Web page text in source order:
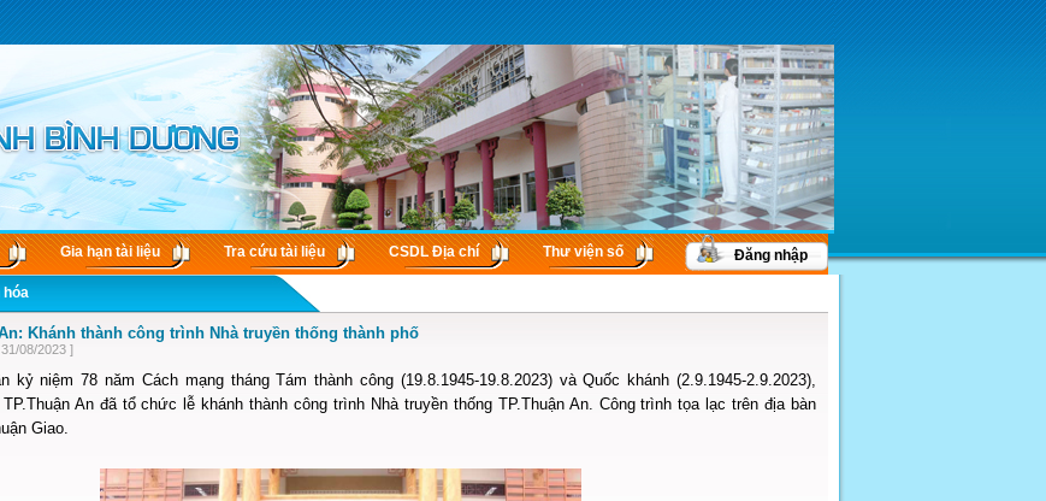
Gia hạn tài liệu Tra cứu tài liệu CSDL Ðịa chí Thư viện số Đăng nhập
hóa
Khánh thành công trình Nhà truyền thống thành phố
08/2023 ]
kỷ niệm 78 năm Cách mạng tháng Tám thành công (19.8.1945-19.8.2023) và Quốc khánh (2.9.1945-2.9.2023),
An đã tổ chức lễ khánh thành công trình Nhà truyền thống TP.Thuận An. Công trình tọa lạc trên địa bàn
Giao.